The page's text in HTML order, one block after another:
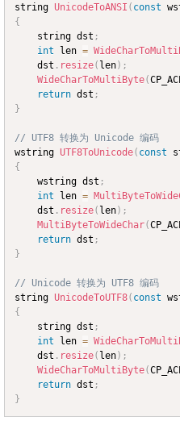
string UnicodeToANSI ( const
{
	string dst
;
int len =
	dst
. resize( len) ;
WideCharToMultiByte(
return dst ;
}
// UTF8 转换为 Unicode 编码
wstring UTF8ToUnicode( const
{
	wstring dst
;
int len =
	dst
. resize( len) ;
MultiByteToWideChar(
return dst ;
}
// Unicode 转换为 UTF8 编码
string UnicodeToUTF8( const
{
	string dst
;
int len =
	dst
. resize( len) ;
WideCharToMultiByte(
return dst ;
}